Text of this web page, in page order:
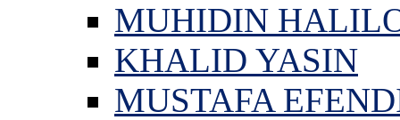
MUHIDIN
KHALID YASIN
MUSTAFA